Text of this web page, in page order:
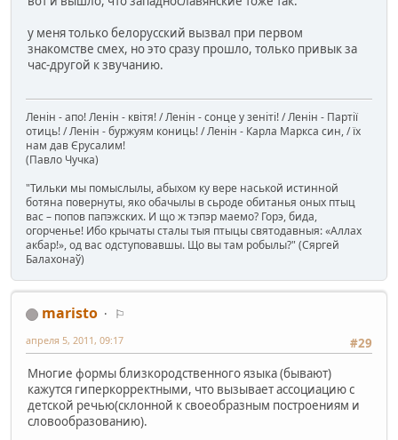
у меня только белорусский вызвал при первом
знакомстве смех, но это сразу прошло, только привык за
час-другой к звучанию.
Ленін - апо! Ленін - квітя! / Ленін - сонце у зеніті! / Ленін - Партії
отиць! / Ленін - буржуям кониць! / Ленін - Карла Маркса син, / їх
нам дав Єрусалим!
(Павло Чучка)
"Тильки мы помыслылы, абыхом ку вере наськой истинной
ботяна повернуты, яко обачылы в сьроде обитанья оных птыц
вас – попов папэжских. И що ж тэпэр маемо? Горэ, бида,
огорченье! Ибо крычаты сталы тыя птыцы святодавныя: «Аллах
акбар!», од вас одступовавшы. Що вы там робылы?" (Сяргей
Балахонаў)
maristo
⚐
#29
апреля 5, 2011, 09:17
Многие формы близкородственного языка (бывают)
кажутся гиперкорректными, что вызывает ассоциацию с
детской речью(склонной к своеобразным построениям и
словообразованию).